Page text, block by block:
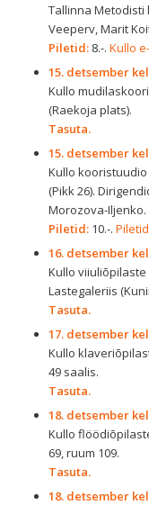
Tallinna Metodisti
Veeperv, Marit
Piletid:8.-. Kullo
15. detsember
Kullo mudilaskoori
(Raekoja plats).
Tasuta.
15. detsember
Kullo kooristuudio
(Pikk 26).
Morozova-Iljenko.
Piletid:10.-.
16. detsember
Kullo viiuliõpilaste
Lastegaleriis
Tasuta.
17. detsember
Kullo
49 saalis.
Tasuta.
18. detsember
Kullo
69, ruum 109.
Tasuta.
18. detsember